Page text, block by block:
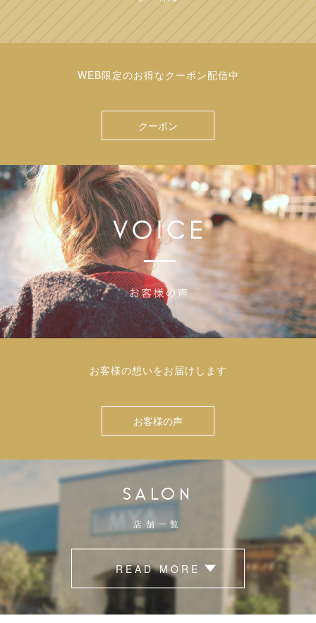
WEB限定のお得なクーポン配信中
クーポン
お客様の想いをお届けします
お客様の声
SALON
店舗一覧
READ MORE